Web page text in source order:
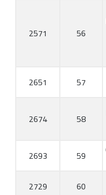
56
2571
57
2651
58
2674
59
2693
60
2729